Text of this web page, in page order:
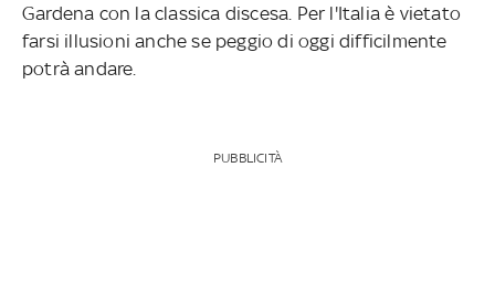
Gardena con la classica discesa. Per l'Italia è vietato
farsi illusioni anche se peggio di oggi difficilmente
potrà andare.
PUBBLICITÀ